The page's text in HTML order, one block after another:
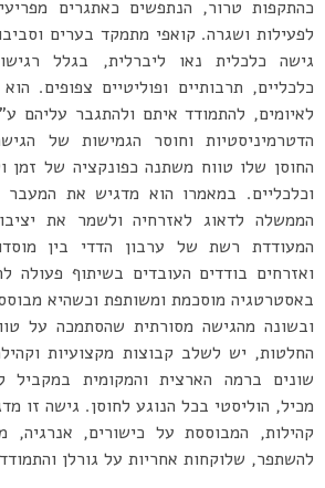
כהתקפות טרור, הנתפשים כאתגרים
לפעילות ושגרה. קואפי מתמקד בערים
גישה כלכלית נאו ליברלית, בגלל
כלכליים, תרבותיים ופוליטיים צפופים.
לאיומים, להתמודד איתם ולהתגבר עליהם
הדטרמיניסטיות וחוסר הגמישות של
החוסן שלו טווח משתנה כפונקציה של זמן
וכלכליים. במאמרו הוא מדגיש את
הממשלה לדאוג לאזרחיה ולשמר את
המעודדת רשת של ערבון הדדי בין
ואזרחים בודדים העובדים בשיתוף פעולה
באסטרטגיה מוסכמת ומשותפת וכשהיא
ובשונה מהגישה מסורתית שהסתמכה על
החלטות, יש לשלב קבוצות מקצועיות
שונים ברמה הארצית והמקומית במקביל
מכיל, הוליסטי בכל הנוגע לחוסן. גישה זו
קהילות, המבוססת על כישורים, אנרגיה,
להשתפר, שלוקחות אחריות על גורלן